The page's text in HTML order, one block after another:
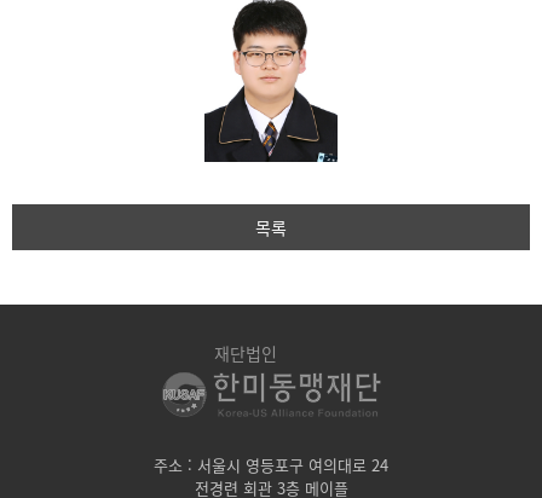
목록
재단법인
주소 : 서울시 영등포구 여의대로 24
전경련 회관 3층 메이플